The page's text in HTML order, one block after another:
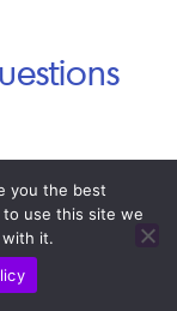
you the best
use this site we
with it.